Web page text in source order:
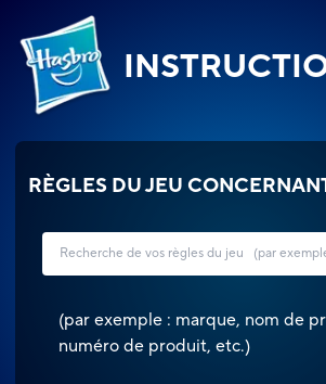
RÈGLES DU JEU
(par exemple : marque, nom de
numéro de produit, etc.)